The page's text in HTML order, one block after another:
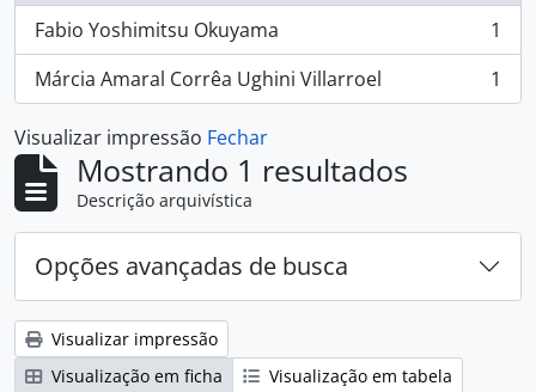
Fabio Yoshimitsu Okuyama
, 1 resultados
1
Márcia Amaral Corrêa Ughini Villarroel
, 1 resultados 1
Visualizar impressão Fechar
Mostrando 1 resultados
Descrição arquivística
Opções avançadas de busca
Visualizar impressão
Visualização em ficha
Visualização em tabela